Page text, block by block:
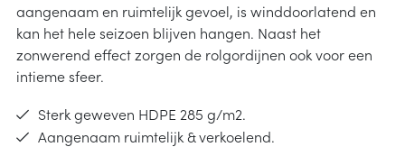
aangenaam en ruimtelijk gevoel, is winddoorlatend en
kan het hele seizoen blijven hangen. Naast het
zonwerend effect zorgen de rolgordijnen ook voor een
intieme sfeer.
Sterk geweven HDPE 285 g/m2.
Aangenaam ruimtelijk & verkoelend.